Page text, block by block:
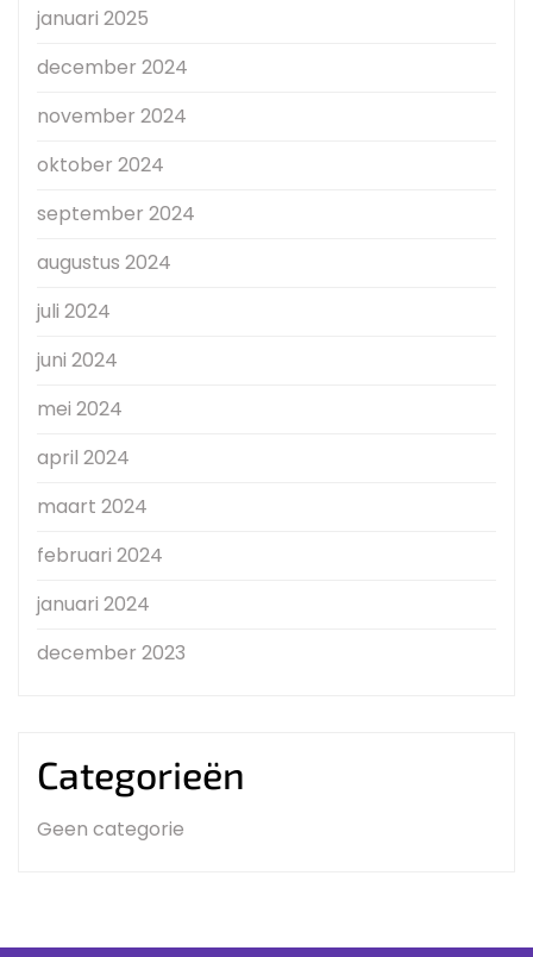
januari 2025
december 2024
november 2024
oktober 2024
september 2024
augustus 2024
juli 2024
juni 2024
mei 2024
april 2024
maart 2024
februari 2024
januari 2024
december 2023
Categorieën
Geen categorie